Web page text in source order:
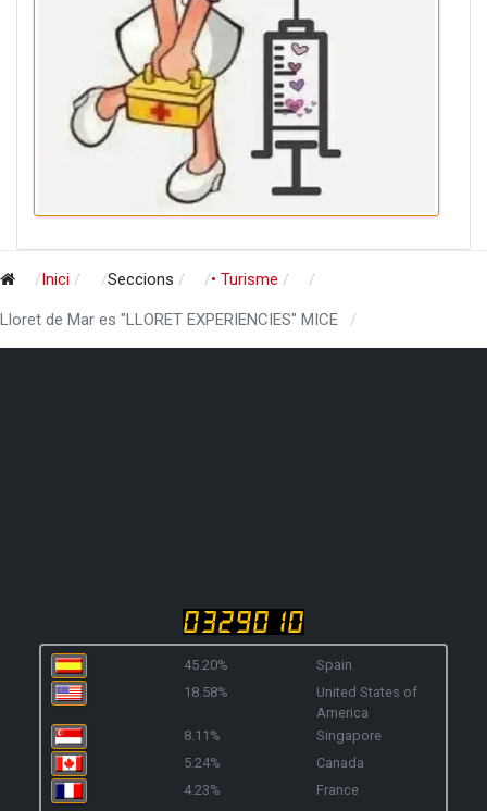
Inici Seccions • Turisme
Lloret de Mar es "LLORET EXPERIENCIES" MICE
45.20%
Spain
18.58%
United States of
America
8.11%
Singapore
5.24%
Canada
4.23%
France